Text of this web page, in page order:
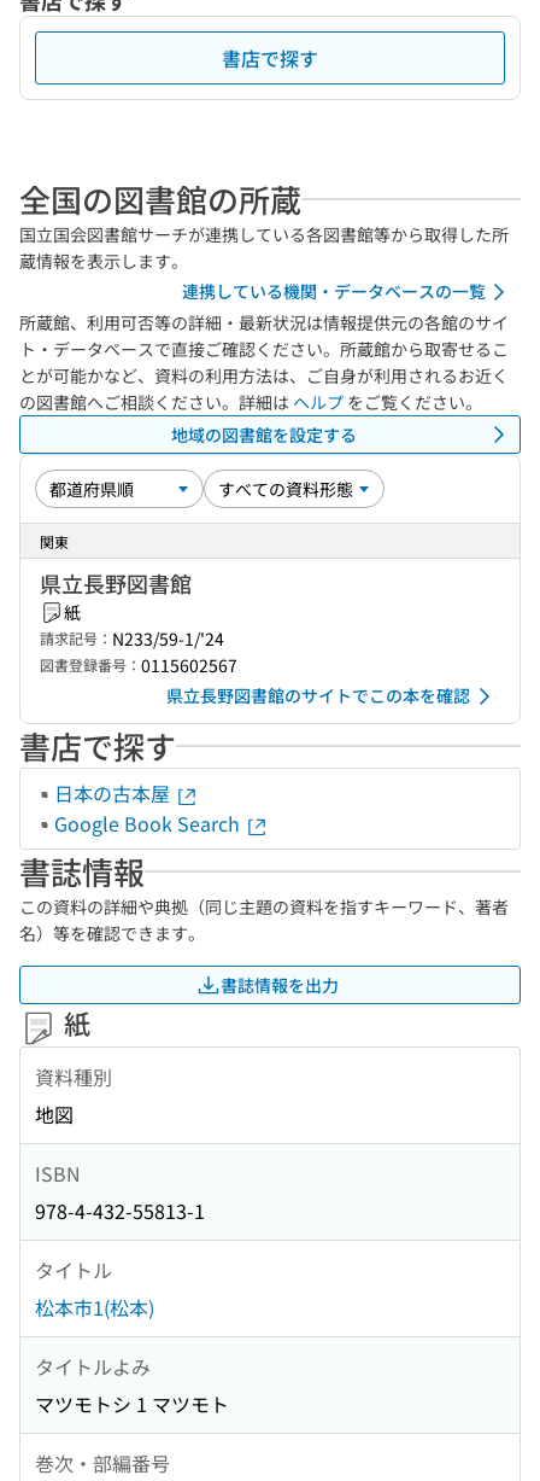
書店で探す
全国の図書館の所蔵
国立国会図書館サーチが連携している各図書館等から取得した所
蔵情報を表示します。
連携している機関・データベースの一覧
所蔵館、利用可否等の詳細・最新状況は情報提供元の各館のサイ
ト・データベースで直接ご確認ください。所蔵館から取寄せるこ
とが可能かなど、資料の利用方法は、ご自身が利用されるお近く
の図書館へご相談ください。詳細は ヘルプ をご覧ください。
地域の図書館を設定する
関東
県立長野図書館
紙
請求記号： N233/59-1/'24
図書登録番号： 0115602567
県立長野図書館のサイトでこの本を確認
書店で探す
日本の古本屋
Google Book Search
書誌情報
この資料の詳細や典拠（同じ主題の資料を指すキーワード、著者
名）等を確認できます。
書誌情報を出力
紙
資料種別
地図
ISBN
978-4-432-55813-1
タイトル
松本市1(松本)
タイトルよみ
マツモトシ 1 マツモト
巻次・部編番号